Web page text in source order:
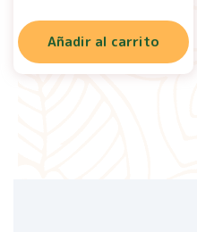
Añadir al carrito